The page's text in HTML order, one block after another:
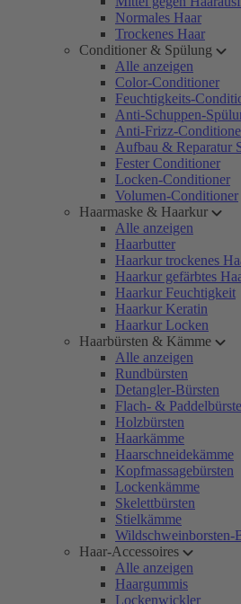
Normales Haar
Trockenes Haar
Conditioner & Spülung
Alle anzeigen
Color-Conditioner
Feuchtigkeits-
Anti-Schuppen-
Anti-Frizz-
Aufbau & Reparatur
Fester Conditioner
Locken-Conditioner
Volumen-Conditioner
Haarmaske & Haarkur
Alle anzeigen
Haarbutter
Haarkur trockenes
Haarkur gefärbtes
Haarkur Feuchtigkeit
Haarkur Keratin
Haarkur Locken
Haarbürsten & Kämme
Alle anzeigen
Rundbürsten
Detangler-Bürsten
Flach- &
Holzbürsten
Haarkämme
Haarschneidekämme
Kopfmassagebürsten
Lockenkämme
Skelettbürsten
Stielkämme
Wildschweinborsten-
Haar-Accessoires
Alle anzeigen
Haargummis
Lockenwickler